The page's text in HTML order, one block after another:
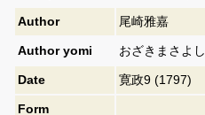
Author 尾崎雅嘉
Author yomi おざきまさよし
Date 寛政9 (1797)
Form